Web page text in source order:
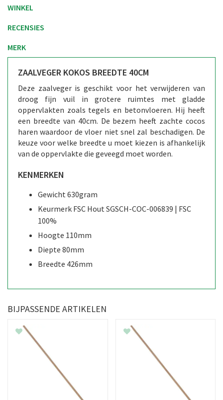
WINKEL
RECENSIES
MERK
ZAALVEGER KOKOS BREEDTE 40CM
Deze zaalveger is geschikt voor het verwijderen van
droog fijn vuil in grotere ruimtes met gladde
oppervlakten zoals tegels en betonvloeren. Hij heeft
een breedte van 40cm. De bezem heeft zachte cocos
haren waardoor de vloer niet snel zal beschadigen. De
keuze voor welke breedte u moet kiezen is afhankelijk
van de oppervlakte die geveegd moet worden.
KENMERKEN
Gewicht 630gram
Keurmerk FSC Hout SGSCH-COC-006839 | FSC
100%
Hoogte 110mm
Diepte 80mm
Breedte 426mm
BIJPASSENDE ARTIKELEN